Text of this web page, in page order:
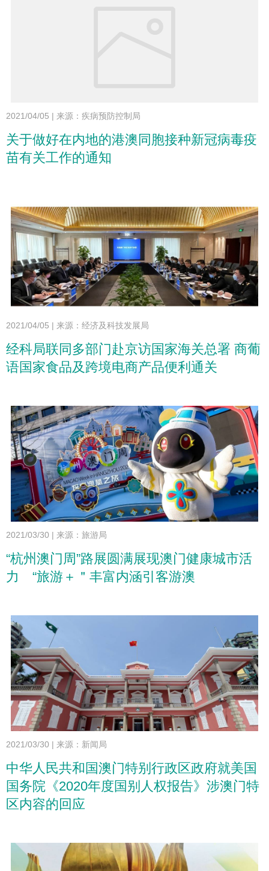
2021/04/05 | 来源：疾病预防控制局
关于做好在内地的港澳同胞接种新冠病毒疫
苗有关工作的通知
2021/04/05 | 来源：经济及科技发展局
经科局联同多部门赴京访国家海关总署 商葡
语国家食品及跨境电商产品便利通关
2021/03/30 | 来源：旅游局
“杭州澳门周”路展圆满展现澳门健康城市活
力 “旅游＋＂丰富内涵引客游澳
2021/03/30 | 来源：新闻局
中华人民共和国澳门特别行政区政府就美国
国务院《2020年度国别人权报告》涉澳门特
区内容的回应